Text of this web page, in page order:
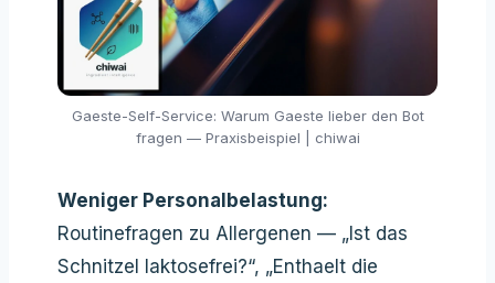
Gaeste-Self-Service: Warum Gaeste lieber den Bot
fragen — Praxisbeispiel | chiwai
Weniger Personalbelastung:
Routinefragen zu Allergenen — „Ist das
Schnitzel laktosefrei?“, „Enthaelt die